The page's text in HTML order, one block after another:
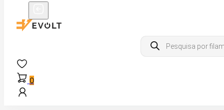
Products
search
0